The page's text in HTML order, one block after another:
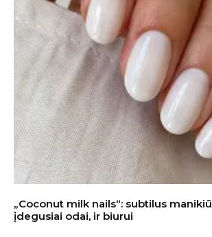
„Coconut milk nails“: subtilus
įdegusiai odai, ir biurui